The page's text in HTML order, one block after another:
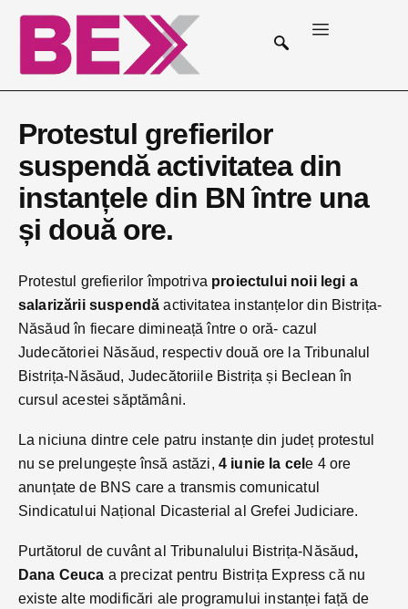
Protestul grefierilor
suspendă activitatea din
instanțele din BN între una
și două ore.
Protestul grefierilor împotriva proiectului noii legi a
salarizării suspendă activitatea instanțelor din Bistrița-
Năsăud în fiecare dimineață între o oră- cazul
Judecătoriei Năsăud, respectiv două ore la Tribunalul
Bistrița-Năsăud, Judecătoriile Bistrița și Beclean în
cursul acestei săptămâni.
La niciuna dintre cele patru instanțe din județ protestul
nu se prelungește însă astăzi, 4 iunie la cele 4 ore
anunțate de BNS care a transmis comunicatul
Sindicatului Național Dicasterial al Grefei Judiciare.
Purtătorul de cuvânt al Tribunalului Bistrița-Năsăud,
Dana Ceuca a precizat pentru Bistrița Express că nu
existe alte modificări ale programului instanței față de